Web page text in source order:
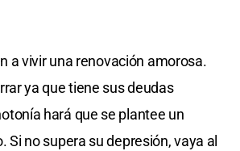
a vivir una renovación amorosa.
ya que tiene sus deudas
hará que se plantee un
Si no supera su depresión, vaya al